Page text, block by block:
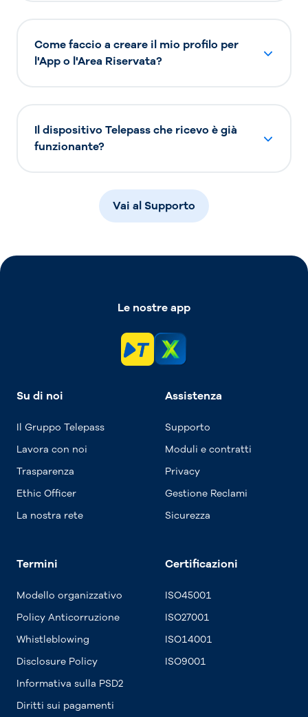
Come faccio a creare il mio profilo per
l'App o l'Area Riservata?
Il dispositivo Telepass che ricevo è già
funzionante?
Vai al Supporto
Le nostre app
Su di noi
Il Gruppo Telepass
Lavora con noi
Trasparenza
Ethic Officer
La nostra rete
Assistenza
Supporto
Moduli e contratti
Privacy
Gestione Reclami
Sicurezza
Termini
Modello organizzativo
Policy Anticorruzione
Whistleblowing
Disclosure Policy
Informativa sulla PSD2
Diritti sui pagamenti
Certificazioni
ISO45001
ISO27001
ISO14001
ISO9001